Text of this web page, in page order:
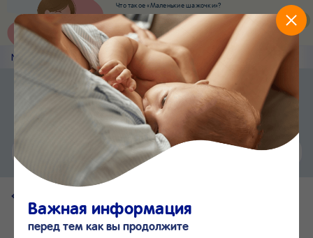
Что такое «Маленькие шажочки»?
Наш новый суперсервис для отслеживания
развития вашего малыша
Попробовать сейчас
Nestlé Baby &me Наши продукты
Приложение Nestlé Baby&me
Еще быстрее и удобнее
Установить
Чат24/7
Важная информация
перед тем как вы продолжите